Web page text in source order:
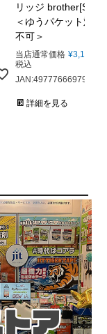
リッジ brother[SEI]
＜ゆうパケット対応
不可＞
当店通常価格 ¥3,163
税込
JAN:4977766697941
詳細を見る